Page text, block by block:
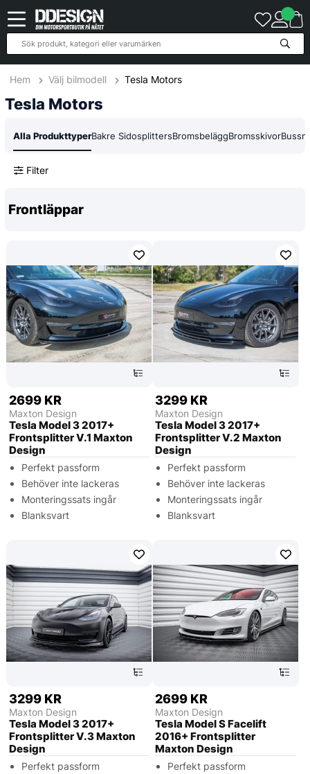
Hem Välj bilmodell Tesla Motors
Tesla Motors
Alla ProdukttyperBakre SidosplittersBromsbeläggBromsskivor
Filter
258 Produkter
Frontläppar
2699 KR
Maxton Design
Tesla Model 3 2017+
Frontsplitter V.1 Maxton
Design
Perfekt passform
Behöver inte lackeras
Monteringssats ingår
Blanksvart
3299 KR
Maxton Design
Tesla Model 3 2017+
Frontsplitter V.2 Maxton
Design
Perfekt passform
Behöver inte lackeras
Monteringssats ingår
Blanksvart
3299 KR
Maxton Design
Tesla Model 3 2017+
Frontsplitter V.3 Maxton
Design
Perfekt passform
2699 KR
Maxton Design
Tesla Model S Facelift
2016+ Frontsplitter
Maxton Design
Perfekt passform